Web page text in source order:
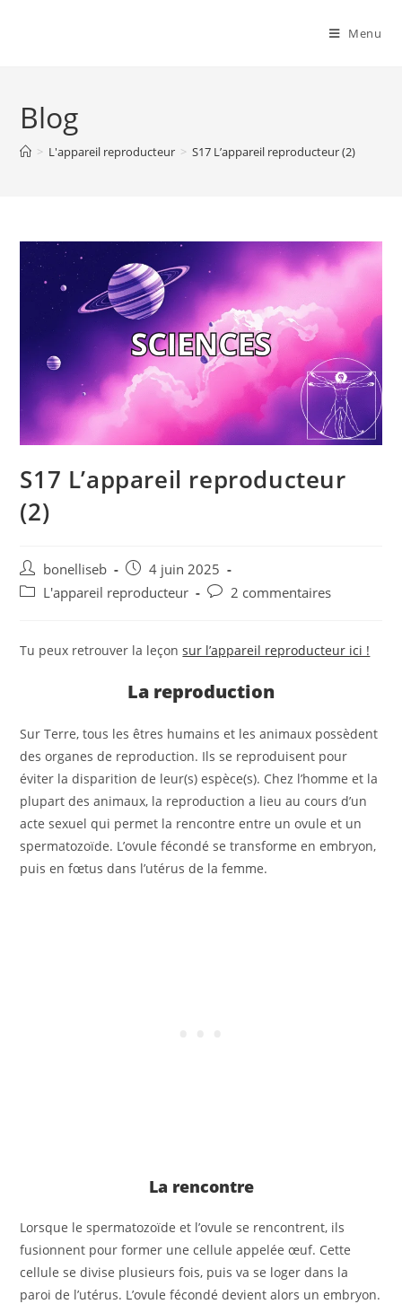
Menu
Blog
> L'appareil reproducteur > S17 L’appareil reproducteur (2)
S17 L’appareil reproducteur
(2)
bonelliseb
4 juin 2025
L'appareil reproducteur
2 commentaires
Tu peux retrouver la leçonsur l’appareil reproducteur ici !
La reproduction
Sur Terre, tous les êtres humains et les animaux possèdent
des organes de reproduction. Ils se reproduisent pour
éviter la disparition de leur(s) espèce(s). Chez l’homme et la
plupart des animaux, la reproduction a lieu au cours d’un
acte sexuel qui permet la rencontre entre un ovule et un
spermatozoïde. L’ovule fécondé se transforme en embryon,
puis en fœtus dans l’utérus de la femme.
La rencontre
Lorsque le spermatozoïde et l’ovule se rencontrent, ils
fusionnent pour former une cellule appelée œuf. Cette
cellule se divise plusieurs fois, puis va se loger dans la
paroi de l’utérus. L’ovule fécondé devient alors un embryon.